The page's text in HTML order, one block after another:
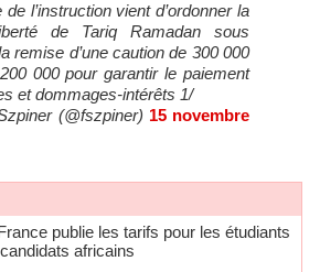
l’instruction vient d’ordonner la
de Tariq Ramadan sous
remise d’une caution de 300 000
000 pour garantir le paiement
et dommages-intérêts 1/
(@fszpiner) 15 novembre
publie les tarifs pour les étudiants
africains